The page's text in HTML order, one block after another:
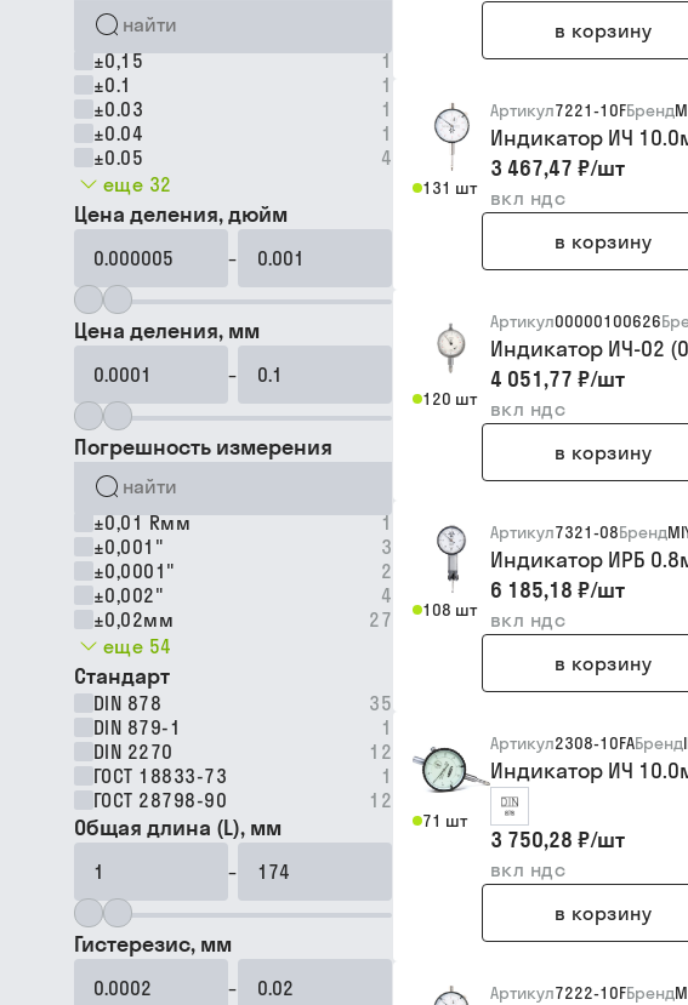
±0,15
1
±0.1
1
±0.03
1
±0.04
1
±0.05
4
еще 32
Цена деления, дюйм
–
Цена деления, мм
–
Погрешность измерения
±0,01 Rмм
1
±0,001"
3
±0,0001"
2
±0,002"
4
±0,02мм
27
еще 54
Стандарт
DIN 878
35
DIN 879-1
1
DIN 2270
12
ГОСТ 18833-73
1
ГОСТ 28798-90
12
Общая длина (L), мм
–
Гистерезис, мм
–
в корзину
131 шт
Артикул7221-10FБренд
Индикатор ИЧ
3 467,47 ₽/шт
вкл ндс
в корзину
120 шт
Артикул00000100626
Индикатор ИЧ-02
4 051,77 ₽/шт
вкл ндс
в корзину
108 шт
Артикул7321-08Бренд
Индикатор ИРБ
6 185,18 ₽/шт
вкл ндс
в корзину
71 шт
Артикул2308-10FAБренд
Индикатор ИЧ
3 750,28 ₽/шт
вкл ндс
в корзину
Артикул7222-10FБренд